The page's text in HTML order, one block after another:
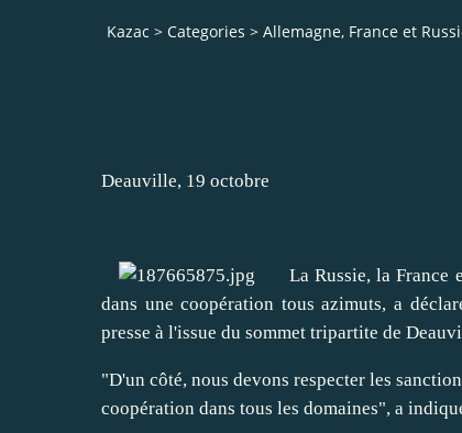
Kazac > Categories > Allemagne, France et
Deauville, 19 octobre
La Russie, la France
dans une coopération tous azimuts, a
presse à l'issue du sommet tripartite de
"D'un côté, nous devons respecter les
coopération dans tous les domaines", a